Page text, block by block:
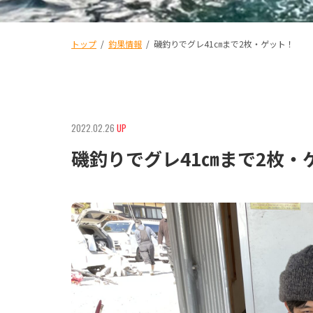
トップ / 釣果情報 / 磯釣りでグレ41㎝まで2枚・ゲット！
2022.02.26 UP
磯釣りでグレ41㎝まで2枚・